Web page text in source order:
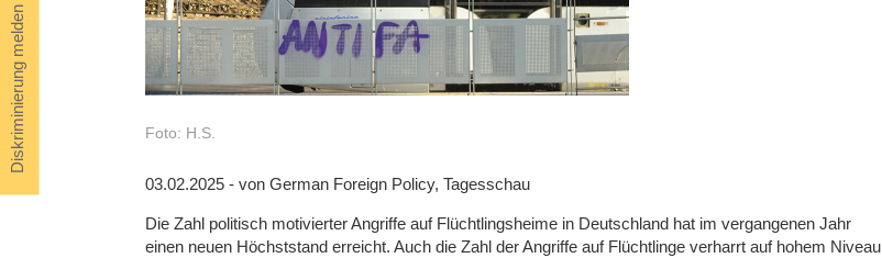
Diskriminierung melden Foto: H.S.
03.02.2025 - von German Foreign Policy, Tagesschau
Die Zahl politisch motivierter Angriffe auf Flüchtlingsheime in Deutschland hat im vergangenen Jahr
einen neuen Höchststand erreicht. Auch die Zahl der Angriffe auf Flüchtlinge verharrt auf hohem Niveau